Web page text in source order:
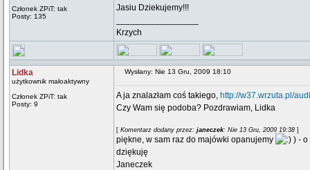
Członek ZPiT: tak
Posty: 135
Jasiu Dziekujemy!!!
Krzych
Lidka
użytkownik małoaktywny
Członek ZPiT: tak
Posty: 9
Wysłany: Nie 13 Gru, 2009 18:10
A ja znalazłam coś takiego, http://w37.wrzuta.pl/
Czy Wam się podoba? Pozdrawiam, Lidka
[ Komentarz dodany przez: janeczek: Nie 13 Gru, 2009 19:38 ]
piękne, w sam raz do majówki opanujemy
) - o
dziękuję
Janeczek